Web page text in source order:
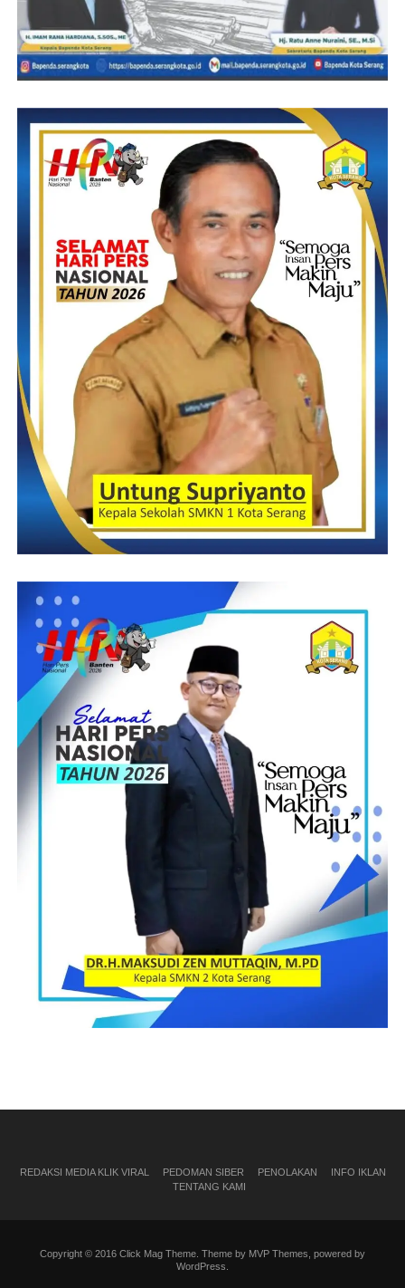
REDAKSI MEDIA KLIK VIRAL PEDOMAN SIBER PENOLAKAN
INFO IKLAN
TENTANG KAMI
Copyright © 2016 Click Mag Theme. Theme by MVP Themes, powered by
WordPress.